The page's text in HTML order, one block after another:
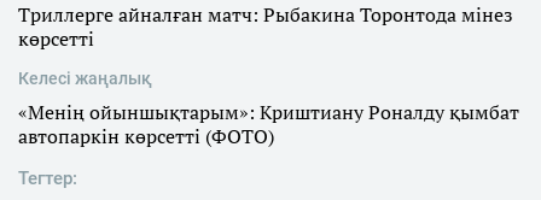
Триллерге айналған матч: Рыбакина Торонтода мінез
көрсетті
Келесі жаңалық
«Менің ойыншықтарым»: Криштиану Роналду қымбат
автопаркін көрсетті (ФОТО)
Тегтер: